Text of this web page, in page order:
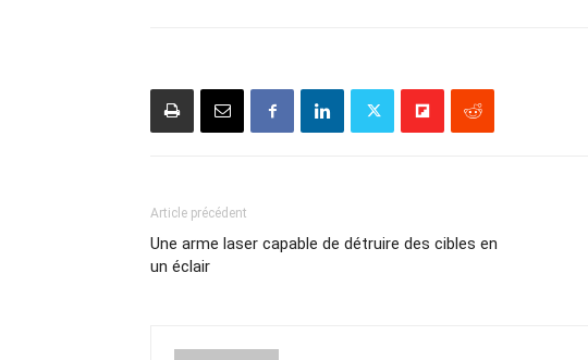
Article précédent
Une arme laser capable de détruire des cibles en
un éclair